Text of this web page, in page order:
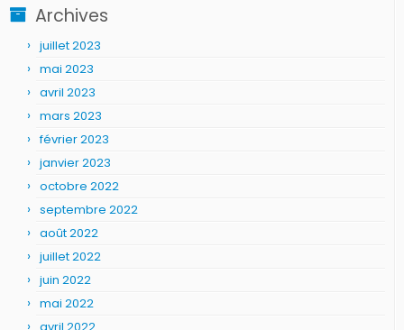
Archives
juillet 2023
mai 2023
avril 2023
mars 2023
février 2023
janvier 2023
octobre 2022
septembre 2022
août 2022
juillet 2022
juin 2022
mai 2022